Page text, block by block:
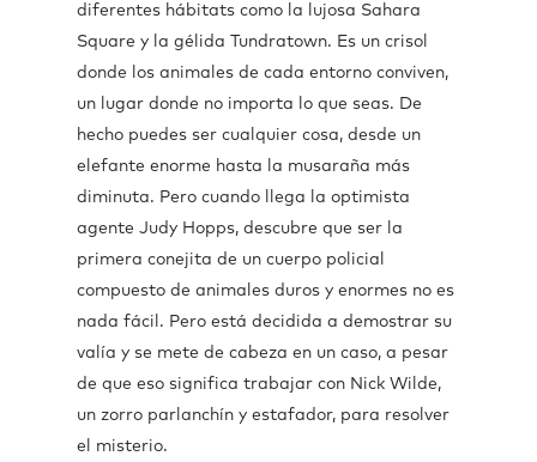
diferentes hábitats como la lujosa Sahara
Square y la gélida Tundratown. Es un crisol
donde los animales de cada entorno conviven,
un lugar donde no importa lo que seas. De
hecho puedes ser cualquier cosa, desde un
elefante enorme hasta la musaraña más
diminuta. Pero cuando llega la optimista
agente Judy Hopps, descubre que ser la
primera conejita de un cuerpo policial
compuesto de animales duros y enormes no es
nada fácil. Pero está decidida a demostrar su
valía y se mete de cabeza en un caso, a pesar
de que eso significa trabajar con Nick Wilde,
un zorro parlanchín y estafador, para resolver
el misterio.